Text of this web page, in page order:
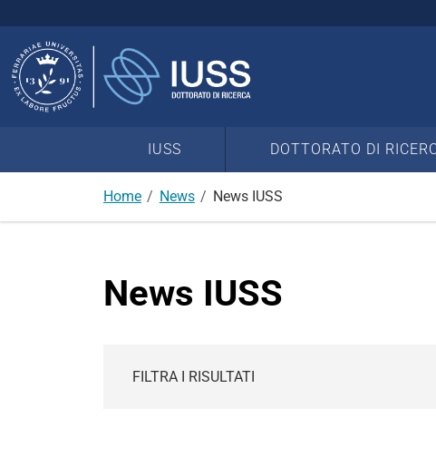
sito
IUSS DOTTORATO DI
Home News News IUSS
News IUSS
FILTRA I RISULTATI